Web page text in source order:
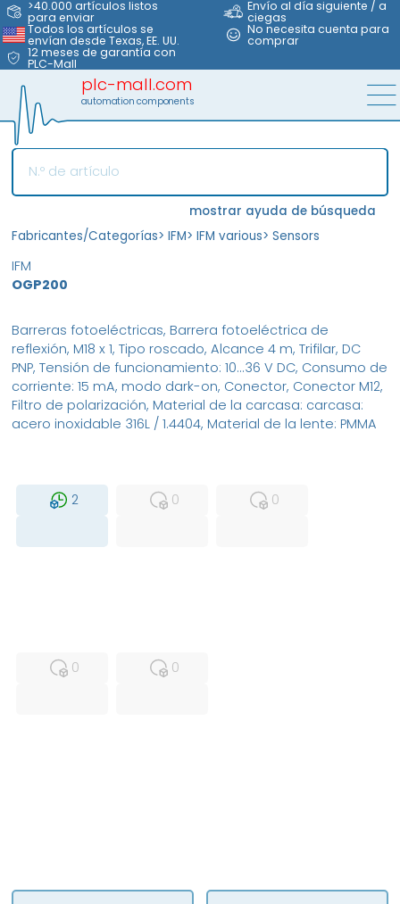
>40.000 artículos listos
para enviar
Envío al día siguiente / a
ciegas
Todos los artículos se
envían desde Texas, EE. UU.
No necesita cuenta para
comprar
12 meses de garantía con
PLC-Mall
plc-mall.com
automation components
mostrar ayuda de búsqueda
Fabricantes/Categorías> IFM> IFM various> Sensors
IFM
OGP200
2
0
0
0
0
Barreras fotoeléctricas, Barrera fotoeléctrica de
reflexión, M18 x 1, Tipo roscado, Alcance 4 m, Trifilar, DC
PNP, Tensión de funcionamiento: 10...36 V DC, Consumo de
corriente: 15 mA, modo dark-on, Conector, Conector M12,
Filtro de polarización, Material de la carcasa: carcasa:
acero inoxidable 316L / 1.4404, Material de la lente: PMMA